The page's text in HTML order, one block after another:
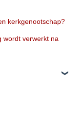
kerkgenootschap?
wordt verwerkt na